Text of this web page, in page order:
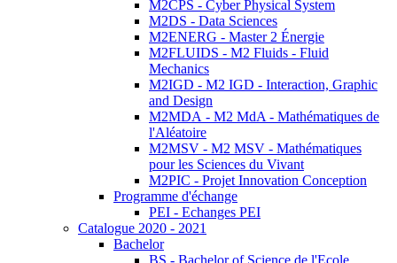
M2CPS - Cyber Physical System
M2DS - Data Sciences
M2ENERG - Master 2 Énergie
M2FLUIDS - M2 Fluids - Fluid
Mechanics
M2IGD - M2 IGD - Interaction, Graphic
and Design
M2MDA - M2 MdA - Mathématiques de
l'Aléatoire
M2MSV - M2 MSV - Mathématiques
pour les Sciences du Vivant
M2PIC - Projet Innovation Conception
Programme d'échange
PEI - Echanges PEI
Catalogue 2020 - 2021
Bachelor
BS - Bachelor of Science de l'Ecole